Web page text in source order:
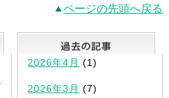
ページの先頭へ戻る
最新記事一覧
2026年4月 (1)
2026年3月 (7)